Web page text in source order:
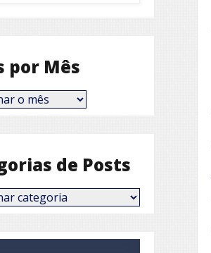
por Mês
de Posts